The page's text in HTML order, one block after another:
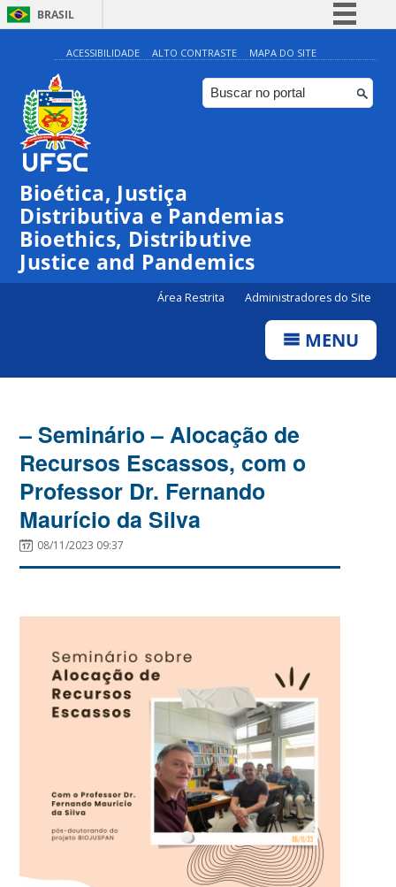
BRASIL
Simplifique!
Comunica BR
Participe
ACESSIBILIDADE ALTO CONTRASTE MAPA DO SITE
Bioética, Justiça
Distributiva e Pandemias
Bioethics, Distributive
Justice and Pandemics
Área Restrita Administradores do Site
MENU
– Seminário – Alocação de
Recursos Escassos, com o
Professor Dr. Fernando
Maurício da Silva
08/11/2023 09:37